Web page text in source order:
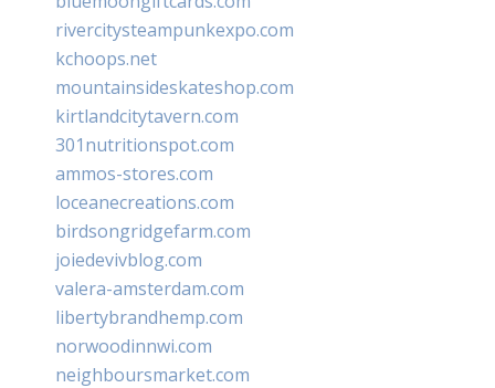
rivercitysteampunkexpo.com
kchoops.net
mountainsideskateshop.com
kirtlandcitytavern.com
301nutritionspot.com
ammos-stores.com
loceanecreations.com
birdsongridgefarm.com
joiedevivblog.com
valera-amsterdam.com
libertybrandhemp.com
norwoodinnwi.com
neighboursmarket.com